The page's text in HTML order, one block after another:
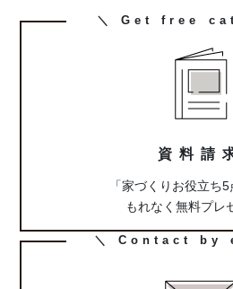
カ
＼ Get free
資料請
「家づくりお役立ち5
もれなく無料プレ
カ
＼ Contact by